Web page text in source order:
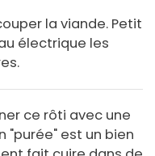
la viande. Petit
électrique les
ce rôti avec une
"purée" est un bien